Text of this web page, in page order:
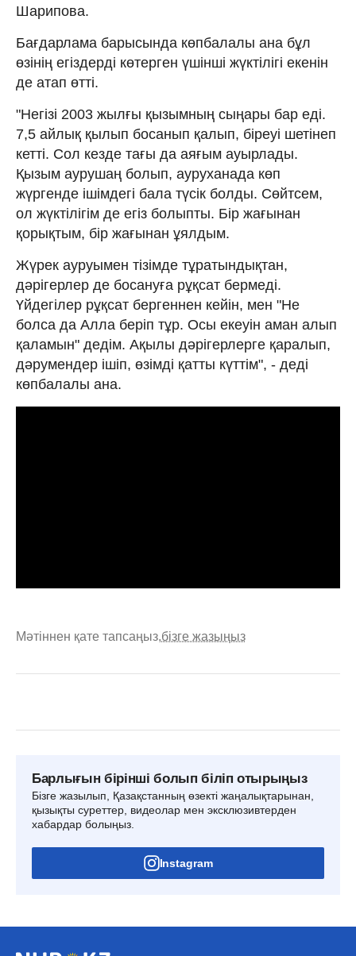
Шарипова.
Бағдарлама барысында көпбалалы ана бұл
өзінің егіздерді көтерген үшінші жүктілігі екенін
де атап өтті.
"Негізі 2003 жылғы қызымның сыңары бар еді.
7,5 айлық қылып босанып қалып, біреуі шетінеп
кетті. Сол кезде тағы да аяғым ауырлады.
Қызым аурушаң болып, ауруханада көп
жүргенде ішімдегі бала түсік болды. Сөйтсем,
ол жүктілігім де егіз болыпты. Бір жағынан
қорықтым, бір жағынан ұялдым.
Жүрек ауруымен тізімде тұратындықтан,
дәрігерлер де босануға рұқсат бермеді.
Үйдегілер рұқсат бергеннен кейін, мен "Не
болса да Алла беріп тұр. Осы екеуін аман алып
қаламын" дедім. Ақылы дәрігерлерге қаралып,
дәрумендер ішіп, өзімді қатты күттім", - деді
көпбалалы ана.
Мәтіннен қате тапсаңыз,бізге жазыңыз
Барлығын бірінші болып біліп отырыңыз
Бізге жазылып, Қазақстанның өзекті жаңалықтарынан,
қызықты суреттер, видеолар мен эксклюзивтерден
хабардар болыңыз.
Instagram